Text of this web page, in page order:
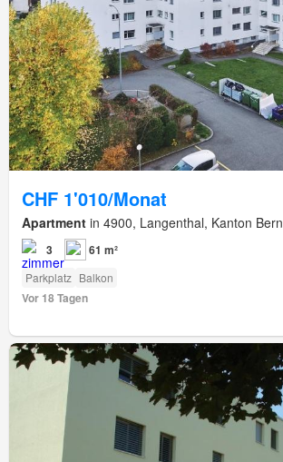
CHF 1'010/Monat
Apartment in 4900, Langenthal, Kanton Bern
3 61 m²
Parkplatz Balkon
Vor 18 Tagen